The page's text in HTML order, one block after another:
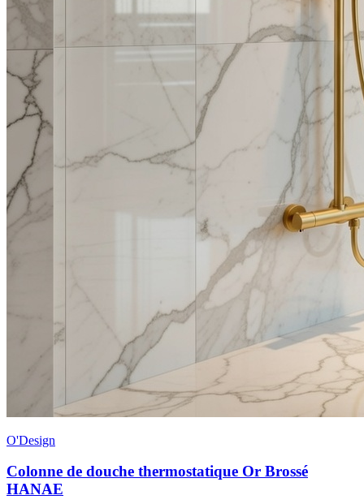
O'Design
Colonne de douche thermostatique Or Brossé
HANAE